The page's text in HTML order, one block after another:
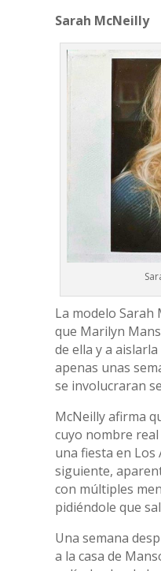
Sarah McNeilly
La modelo Sarah
que Marilyn
de ella y a
apenas unas
se involucraran
McNeilly afirma
cuyo nombre
una fiesta en Los
siguiente,
con múltiples
pidiéndole que
Una semana
a la casa de